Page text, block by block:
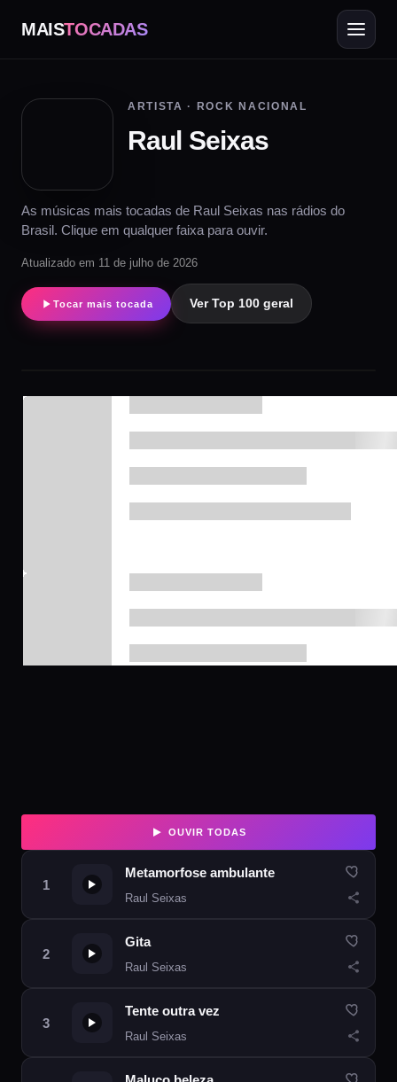
MAISTOCADAS
ARTISTA · ROCK NACIONAL
Raul Seixas
As músicas mais tocadas de Raul Seixas nas rádios do
Brasil. Clique em qualquer faixa para ouvir.
Atualizado em 11 de julho de 2026
Tocar mais tocada Ver Top 100 geral
OUVIR TODAS
Metamorfose ambulante
Raul Seixas
Gita
Raul Seixas
Tente outra vez
Raul Seixas